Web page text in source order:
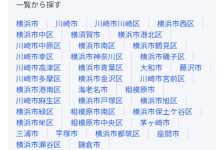
一覧から探す
横浜市
川崎市 川崎市川崎区
横浜市西区
横浜市中区
横須賀市
横浜市港北区
川崎市中原区
横浜市南区
横浜市鶴見区
川崎市幸区
横浜市神奈川区
横浜市磯子区
川崎市高津区
横浜市青葉区 大和市
藤沢市
川崎市多摩区
横浜市金沢区
川崎市宮前区
横浜市港南区
海老名市
相模原市
川崎市麻生区
横浜市戸塚区
横浜市旭区
横浜市緑区
相模原市南区
横浜市保土ケ谷区
横浜市栄区
相模原市中央区
茅ヶ崎市
三浦市
平塚市 横浜市都筑区
座間市
横浜市瀬谷区
鎌倉市